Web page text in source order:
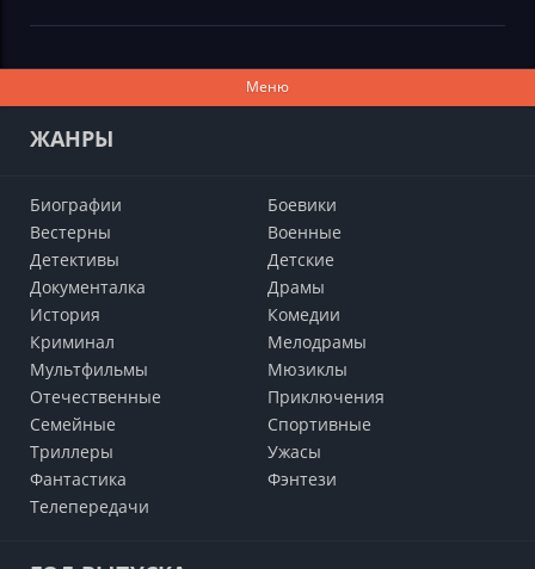
Меню
ЖАНРЫ
Биографии
Боевики
Вестерны
Военные
Детективы
Детские
Документалка
Драмы
История
Комедии
Криминал
Мелодрамы
Мультфильмы
Мюзиклы
Отечественные
Приключения
Семейные
Cпортивные
Триллеры
Ужасы
Фантастика
Фэнтези
Телепередачи